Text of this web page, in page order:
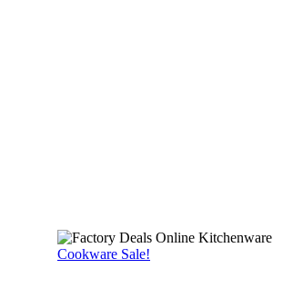
Cookware Sale!